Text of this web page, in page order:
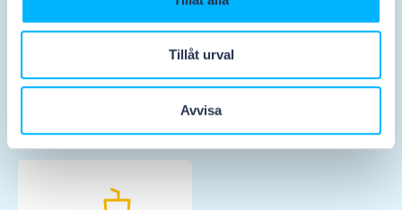
Tillåt urval
Avvisa